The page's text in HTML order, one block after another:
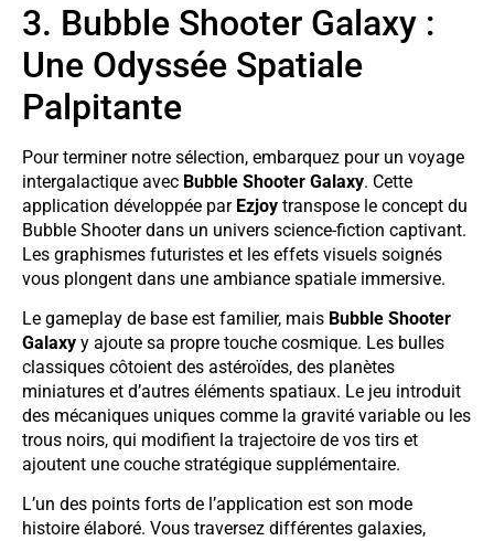
3. Bubble Shooter Galaxy :
Une Odyssée Spatiale
Palpitante
Pour terminer notre sélection, embarquez pour un voyage
intergalactique avec Bubble Shooter Galaxy. Cette
application développée par Ezjoy transpose le concept du
Bubble Shooter dans un univers science-fiction captivant.
Les graphismes futuristes et les effets visuels soignés
vous plongent dans une ambiance spatiale immersive.
Le gameplay de base est familier, mais Bubble Shooter
Galaxy y ajoute sa propre touche cosmique. Les bulles
classiques côtoient des astéroïdes, des planètes
miniatures et d’autres éléments spatiaux. Le jeu introduit
des mécaniques uniques comme la gravité variable ou les
trous noirs, qui modifient la trajectoire de vos tirs et
ajoutent une couche stratégique supplémentaire.
L’un des points forts de l’application est son mode
histoire élaboré. Vous traversez différentes galaxies,